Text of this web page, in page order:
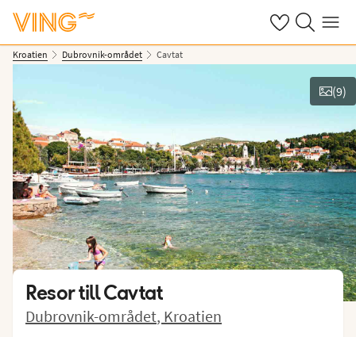
Se dinaSök på ving.se
Meny
Kroatien Dubrovnik-området Cavtat
Se bilder
(9)
Resor tillCavtat
Dubrovnik-området, Kroatien